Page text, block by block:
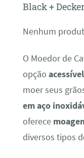
Black +
Nenhum
O Moedor de
opção
moer seus
em aço
oferece
diversos tipos